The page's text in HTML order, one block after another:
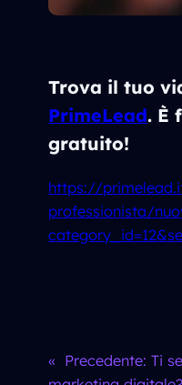
Trova il tuo
PrimeLead. È
gratuito!
https://
professionista/
« Precedente: Ti